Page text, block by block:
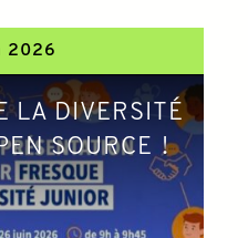
2026
LA DIVERSITÉ
SOURCE !